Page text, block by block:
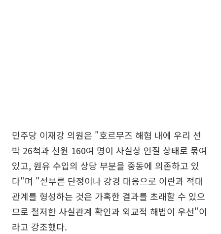
민주당 이재강 의원은 "호르무즈 해협 내에 우리 선
박 26척과 선원 160여 명이 사실상 인질 상태로 묶여
있고, 원유 수입의 상당 부분을 중동에 의존하고 있
다"며 "섣부른 단정이나 강경 대응으로 이란과 적대
관계를 형성하는 것은 가혹한 결과를 초래할 수 있으
므로 철저한 사실관계 확인과 외교적 해법이 우선"이
라고 강조했다.